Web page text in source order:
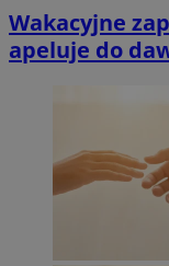
Wakacyjne
apeluje do